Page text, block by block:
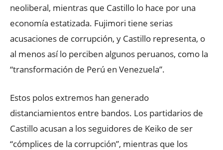
neoliberal, mientras que Castillo lo hace por una
economía estatizada. Fujimori tiene serias
acusaciones de corrupción, y Castillo representa, o
al menos así lo perciben algunos peruanos, como la
“transformación de Perú en Venezuela”.
Estos polos extremos han generado
distanciamientos entre bandos. Los partidarios de
Castillo acusan a los seguidores de Keiko de ser
“cómplices de la corrupción”, mientras que los